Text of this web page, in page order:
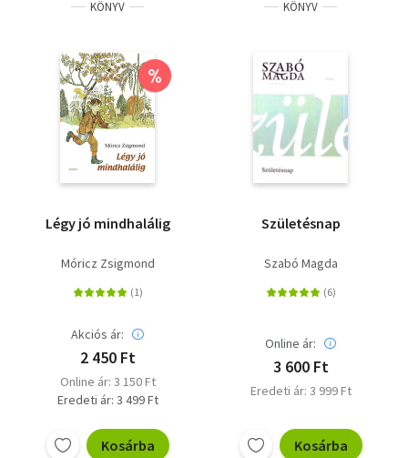
KÖNYV
%
Légy jó mindhalálig
Móricz Zsigmond
Akciós ár:
2 450 Ft
Online ár: 3 150 Ft
Eredeti ár: 3 499 Ft
Kosárba
KÖNYV
Születésnap
Szabó Magda
Online ár:
3 600 Ft
Eredeti ár: 3 999 Ft
Kosárba